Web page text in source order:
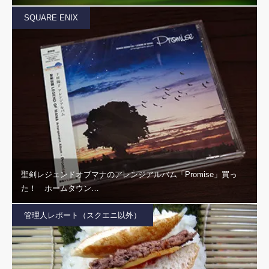
SQUARE ENIX
聖剣レジェンドオブマナのアレンジアルバム「Promise」買っ
た！ ホームタウン…
管理人レポート（スクエニ以外）